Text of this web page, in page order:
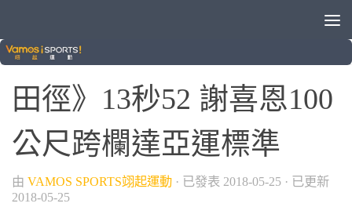
晚安體育新聞
田徑》13秒52 謝喜恩100
公尺跨欄達亞運標準
由 VAMOS SPORTS翊起運動 · 已發表 2018-05-25 · 已更新
2018-05-25